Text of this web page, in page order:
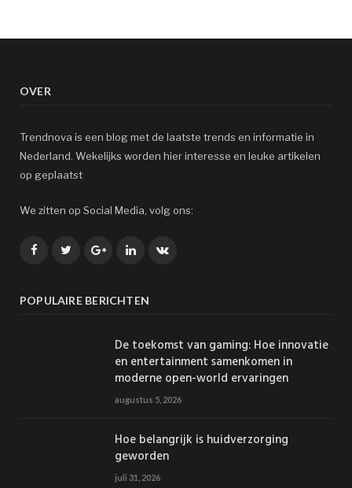
OVER
Trendnova is een blog met de laatste trends en informatie in
Nederland. Wekelijks worden hier interesse en leuke artikelen
op geplaatst
We zitten op Social Media, volg ons:
FacebookTwitterGoogle+LinkedInVK
POPULAIRE BERICHTEN
De toekomst van gaming: Hoe innovatie
en entertainment samenkomen in
moderne open-world ervaringen
augustus 5, 2026
Hoe belangrijk is huidverzorging
geworden
juli 31, 2026